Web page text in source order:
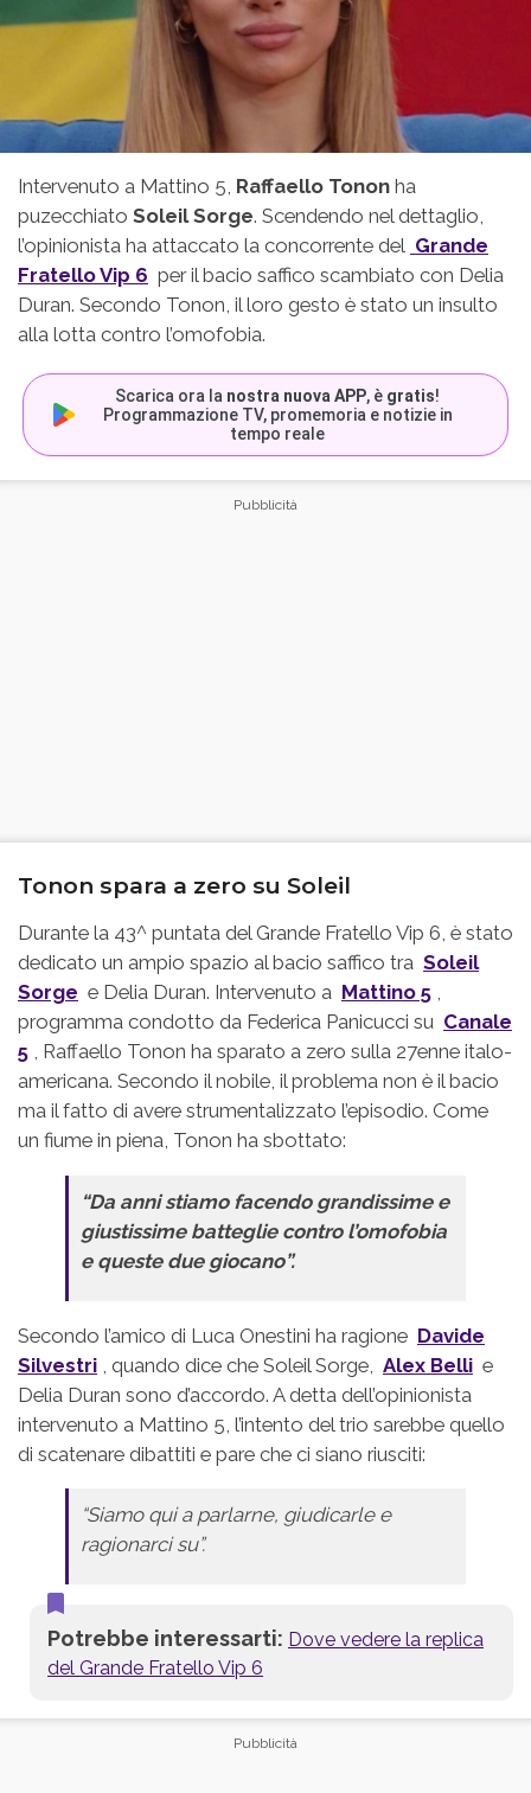
Intervenuto a Mattino 5, Raffaello Tonon ha
puzecchiato Soleil Sorge. Scendendo nel dettaglio,
l’opinionista ha attaccato la concorrente del Grande
Fratello Vip 6 per il bacio saffico scambiato con Delia
Duran. Secondo Tonon, il loro gesto è stato un insulto
alla lotta contro l’omofobia.
Scarica ora la nostra nuova APP, è gratis!
Programmazione TV, promemoria e notizie in
tempo reale
Tonon spara a zero su Soleil
Durante la 43^ puntata del Grande Fratello Vip 6, è stato
dedicato un ampio spazio al bacio saffico tra Soleil
Sorge e Delia Duran. Intervenuto a Mattino 5 ,
programma condotto da Federica Panicucci su Canale
5 , Raffaello Tonon ha sparato a zero sulla 27enne italo-
americana. Secondo il nobile, il problema non è il bacio
ma il fatto di avere strumentalizzato l’episodio. Come
un fiume in piena, Tonon ha sbottato:
“Da anni stiamo facendo grandissime e
giustissime batteglie contro l’omofobia
e queste due giocano”.
Secondo l’amico di Luca Onestini ha ragione Davide
Silvestri , quando dice che Soleil Sorge, Alex Belli e
Delia Duran sono d’accordo. A detta dell’opinionista
intervenuto a Mattino 5, l’intento del trio sarebbe quello
di scatenare dibattiti e pare che ci siano riusciti:
“Siamo qui a parlarne, giudicarle e
ragionarci su”.
Potrebbe interessarti: Dove vedere la replica
del Grande Fratello Vip 6